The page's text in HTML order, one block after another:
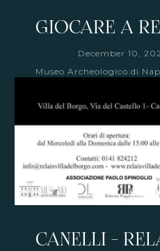
GIOCARE A
December 10,
Museo Archeologico di
CANELLI -